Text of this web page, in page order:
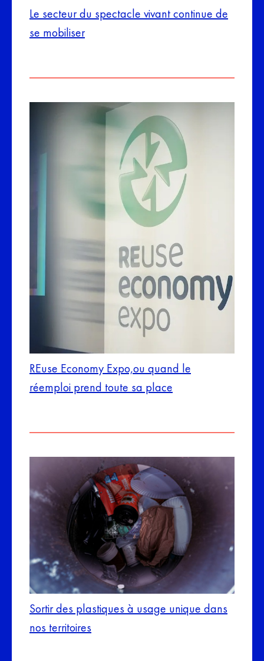
Le secteur du spectacle vivant continue de
se mobiliser
REuse Economy Expo,ou quand le
réemploi prend toute sa place
Sortir des plastiques à usage unique dans
nos territoires